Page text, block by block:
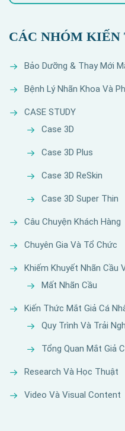
CÁC NHÓM KIẾN
Bảo Dưỡng & Thay Mới
Bệnh Lý Nhãn Khoa Và
CASE STUDY
Case 3D
Case 3D Plus
Case 3D ReSkin
Case 3D Super Thin
Câu Chuyện Khách Hàng
Chuyên Gia Và Tổ Chức
Khiếm Khuyết Nhãn Cầu
Mất Nhãn Cầu
Kiến Thức Mắt Giả Cá
Quy Trình Và Trải
Tổng Quan Mắt Giả
Research Và Học Thuật
Video Và Visual Content